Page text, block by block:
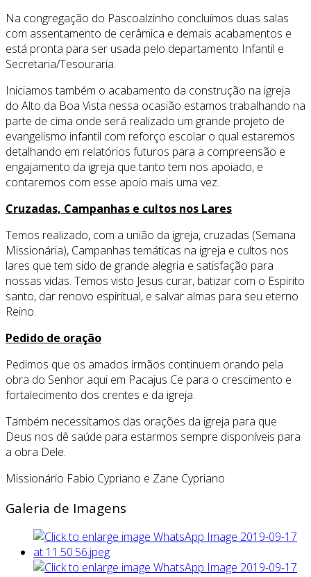
Na congregação do Pascoalzinho concluímos duas salas
com assentamento de cerâmica e demais acabamentos e
está pronta para ser usada pelo departamento Infantil e
Secretaria/Tesouraria.
Iniciamos também o acabamento da construção na igreja
do Alto da Boa Vista nessa ocasião estamos trabalhando na
parte de cima onde será realizado um grande projeto de
evangelismo infantil com reforço escolar o qual estaremos
detalhando em relatórios futuros para a compreensão e
engajamento da igreja que tanto tem nos apoiado, e
contaremos com esse apoio mais uma vez.
Cruzadas, Campanhas e cultos nos Lares
Temos realizado, com a união da igreja, cruzadas (Semana
Missionária), Campanhas temáticas na igreja e cultos nos
lares que tem sido de grande alegria e satisfação para
nossas vidas. Temos visto Jesus curar, batizar com o Espirito
santo, dar renovo espiritual, e salvar almas para seu eterno
Reino.
Pedido de oração
Pedimos que os amados irmãos continuem orando pela
obra do Senhor aqui em Pacajus Ce para o crescimento e
fortalecimento dos crentes e da igreja.
Também necessitamos das orações da igreja para que
Deus nos dê saúde para estarmos sempre disponíveis para
a obra Dele.
Missionário Fabio Cypriano e Zane Cypriano
Galeria de Imagens